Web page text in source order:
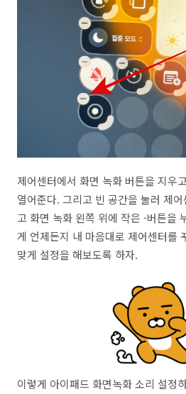
제어센터에서 화면 녹화 버튼을 지우
열어준다. 그리고 빈 공간을 눌러 제
고 화면 녹화 왼쪽 위에 작은 -버튼을
게 언제든지 내 마음대로 제어센터를
맞게 설정을 해보도록 하자.
이렇게 아이패드 화면녹화 소리 설정